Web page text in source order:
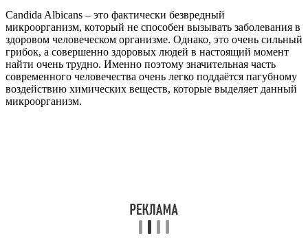
Candida Albicans – это фактически безвредный
микроорганизм, который не способен вызывать заболевания в
здоровом человеческом организме. Однако, это очень сильный
грибок, а совершенно здоровых людей в настоящий момент
найти очень трудно. Именно поэтому значительная часть
современного человечества очень легко поддаётся пагубному
воздействию химических веществ, которые выделяет данный
микроорганизм.